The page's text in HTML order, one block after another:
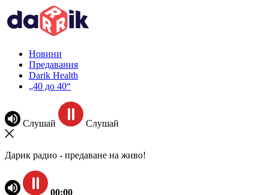
Новини
Предавания
Darik Health
„40 до 40“
Слушай Слушай
Дарик радио - предаване на живо!
00:00